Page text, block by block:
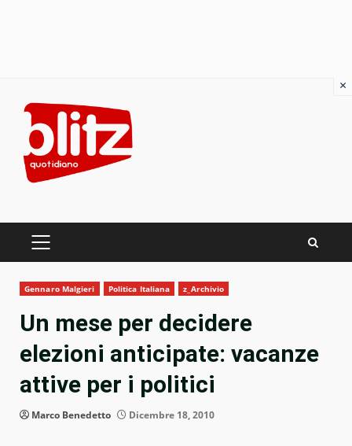
content
PRIMARY
Gennaro Malgieri Politica Italiana z_Archivio
Un mese per decidere
elezioni anticipate: vacanze
attive per i politici
Marco Benedetto Dicembre 18, 2010
×